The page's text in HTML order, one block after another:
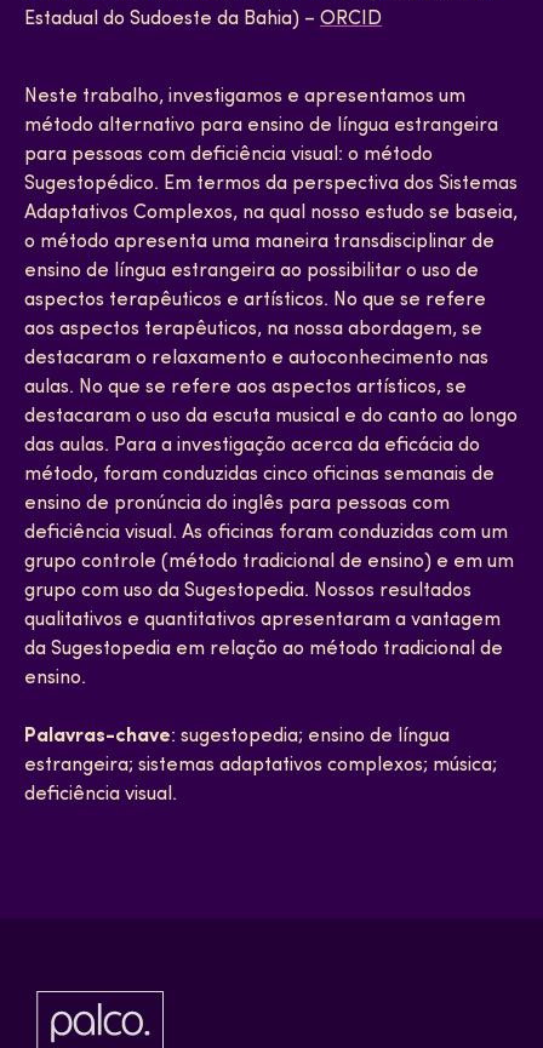
Estadual do Sudoeste da Bahia) – ORCID
Neste trabalho, investigamos e apresentamos um
método alternativo para ensino de língua estrangeira
para pessoas com deficiência visual: o método
Sugestopédico. Em termos da perspectiva dos Sistemas
Adaptativos Complexos, na qual nosso estudo se baseia,
o método apresenta uma maneira transdisciplinar de
ensino de língua estrangeira ao possibilitar o uso de
aspectos terapêuticos e artísticos. No que se refere
aos aspectos terapêuticos, na nossa abordagem, se
destacaram o relaxamento e autoconhecimento nas
aulas. No que se refere aos aspectos artísticos, se
destacaram o uso da escuta musical e do canto ao longo
das aulas. Para a investigação acerca da eficácia do
método, foram conduzidas cinco oficinas semanais de
ensino de pronúncia do inglês para pessoas com
deficiência visual. As oficinas foram conduzidas com um
grupo controle (método tradicional de ensino) e em um
grupo com uso da Sugestopedia. Nossos resultados
qualitativos e quantitativos apresentaram a vantagem
da Sugestopedia em relação ao método tradicional de
ensino.
Palavras-chave: sugestopedia; ensino de língua
estrangeira; sistemas adaptativos complexos; música;
deficiência visual.